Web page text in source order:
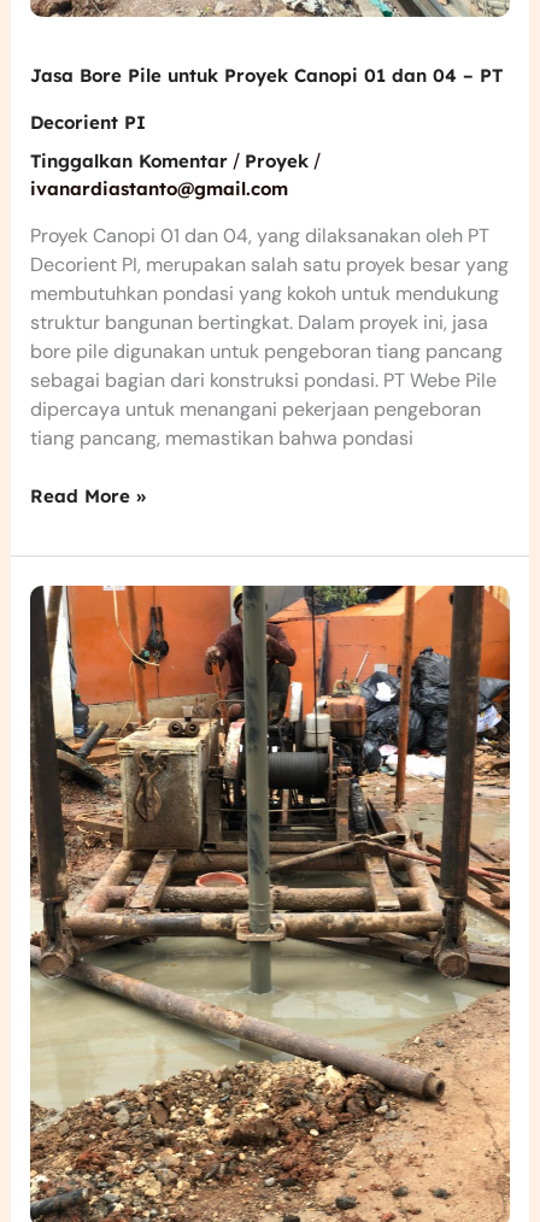
Jasa Bore Pile untuk Proyek Canopi 01 dan 04 – PT
Decorient PI
Tinggalkan Komentar / Proyek/
ivanardiastanto@gmail.com
Proyek Canopi 01 dan 04, yang dilaksanakan oleh PT
Decorient PI, merupakan salah satu proyek besar yang
membutuhkan pondasi yang kokoh untuk mendukung
struktur bangunan bertingkat. Dalam proyek ini, jasa
bore pile digunakan untuk pengeboran tiang pancang
sebagai bagian dari konstruksi pondasi. PT Webe Pile
dipercaya untuk menangani pekerjaan pengeboran
tiang pancang, memastikan bahwa pondasi
Read More »
Pengeboran
Tiang
Pancang
Proyek
Pardic
Jaya
Chemicals
–
PT
Takenaka
Indonesia